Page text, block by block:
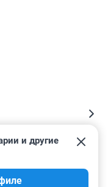
то слушать
и другие